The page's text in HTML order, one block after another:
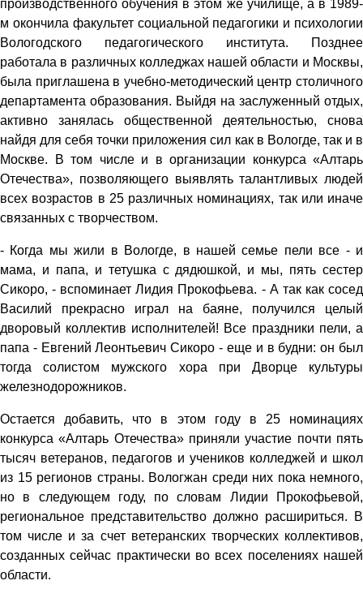
производственного обучения в этом же училище, а в 1989-
м окончила факультет социальной педагогики и психологии
Вологодского педагогического института. Позднее
работала в различных колледжах нашей области и Москвы,
была приглашена в учебно-методический центр столичного
департамента образования. Выйдя на заслуженный отдых,
активно занялась общественной деятельностью, снова
найдя для себя точки приложения сил как в Вологде, так и в
Москве. В том числе и в организации конкурса «Алтарь
Отечества», позволяющего выявлять талантливых людей
всех возрастов в 25 различных номинациях, так или иначе
связанных с творчеством.
- Когда мы жили в Вологде, в нашей семье пели все - и
мама, и папа, и тетушка с дядюшкой, и мы, пять сестер
Сикоро, - вспоминает Лидия Прокофьева. - А так как сосед
Василий прекрасно играл на баяне, получился целый
дворовый коллектив исполнителей! Все праздники пели, а
папа - Евгений Леонтьевич Сикоро - еще и в будни: он был
тогда солистом мужского хора при Дворце культуры
железнодорожников.
Остается добавить, что в этом году в 25 номинациях
конкурса «Алтарь Отечества» приняли участие почти пять
тысяч ветеранов, педагогов и учеников колледжей и школ
из 15 регионов страны. Вологжан среди них пока немного,
но в следующем году, по словам Лидии Прокофьевой,
региональное представительство должно расшириться. В
том числе и за счет ветеранских творческих коллективов,
созданных сейчас практически во всех поселениях нашей
области.